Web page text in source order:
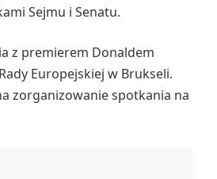
Sejmu i Senatu.
z premierem Donaldem
Europejskiej w Brukseli.
zorganizowanie spotkania na